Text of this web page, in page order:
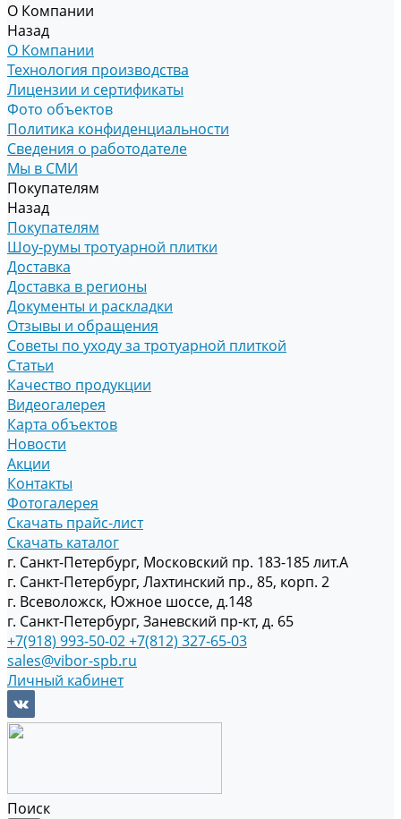
О Компании
Назад
О Компании
Технология производства
Лицензии и сертификаты
Фото объектов
Политика конфиденциальности
Сведения о работодателе
Мы в СМИ
Покупателям
Назад
Покупателям
Шоу-румы тротуарной плитки
Доставка
Доставка в регионы
Документы и раскладки
Отзывы и обращения
Советы по уходу за тротуарной плиткой
Статьи
Качество продукции
Видеогалерея
Карта объектов
Новости
Акции
Контакты
Фотогалерея
Скачать прайс-лист
Скачать каталог
г. Санкт-Петербург, Московский пр. 183-185 лит.А
г. Санкт-Петербург, Лахтинский пр., 85, корп. 2
г. Всеволожск, Южное шоссе, д.148
г. Санкт-Петербург, Заневский пр-кт, д. 65
+7(918) 993-50-02+7(812) 327-65-03
sales@vibor-spb.ru
Личный кабинет
Поиск